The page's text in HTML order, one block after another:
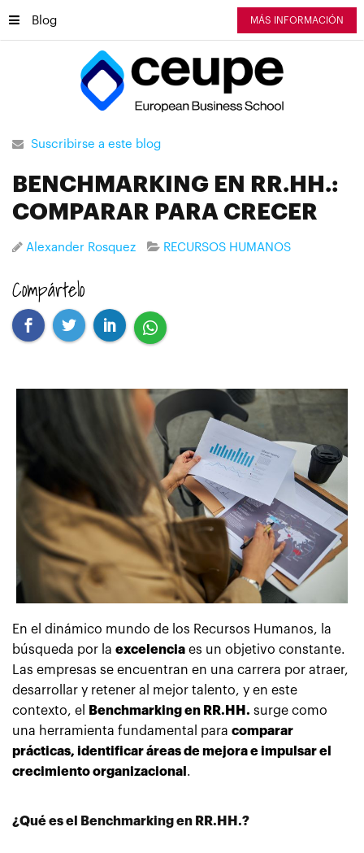
Blog MÁS INFORMACIÓN
Suscribirse a este blog
BENCHMARKING EN RR.HH.:
COMPARAR PARA CRECER
Alexander Rosquez RECURSOS HUMANOS
Compártelo
En el dinámico mundo de los Recursos Humanos, la
búsqueda por la excelencia es un objetivo constante.
Las empresas se encuentran en una carrera por atraer,
desarrollar y retener al mejor talento, y en este
contexto, el
Benchmarking en RR.HH. surge como
una herramienta fundamental para comparar
prácticas, identificar áreas de mejora e impulsar el
crecimiento organizacional .
¿Qué es el Benchmarking en RR.HH.?